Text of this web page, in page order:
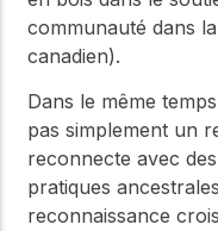
communauté dans
canadien).
Dans le même
pas simplement un
reconnecte avec
pratiques
reconnaissance